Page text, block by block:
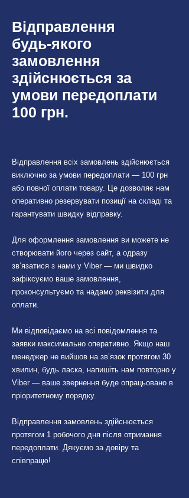
Відправлення
будь-якого
замовлення
здійснюється за
умови передоплати
100 грн.
Відправлення всіх замовлень здійснюється
виключно за умови передоплати — 100 грн
або повної оплати товару. Це дозволяє нам
оперативно резервувати позиції на складі та
гарантувати швидку відправку.
Для оформлення замовлення ви можете не
створювати його через сайт, а одразу
зв’язатися з нами у Viber — ми швидко
зафіксуємо ваше замовлення,
проконсультуємо та надамо реквізити для
оплати.
Ми відповідаємо на всі повідомлення та
заявки максимально оперативно. Якщо наш
менеджер не вийшов на зв’язок протягом 30
хвилин, будь ласка, напишіть нам повторно у
Viber — ваше звернення буде опрацьовано в
пріоритетному порядку.
Відправлення замовлень здійснюється
протягом 1 робочого дня після отримання
передоплати. Дякуємо за довіру та
співпрацю!